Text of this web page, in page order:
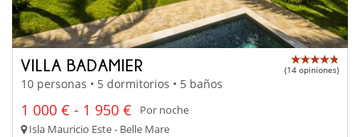
VILLA BADAMIER (14 opiniones)
10 personas • 5 dormitorios • 5 baños
1 000 € - 1 950 €
Por noche
Isla Mauricio Este - Belle Mare